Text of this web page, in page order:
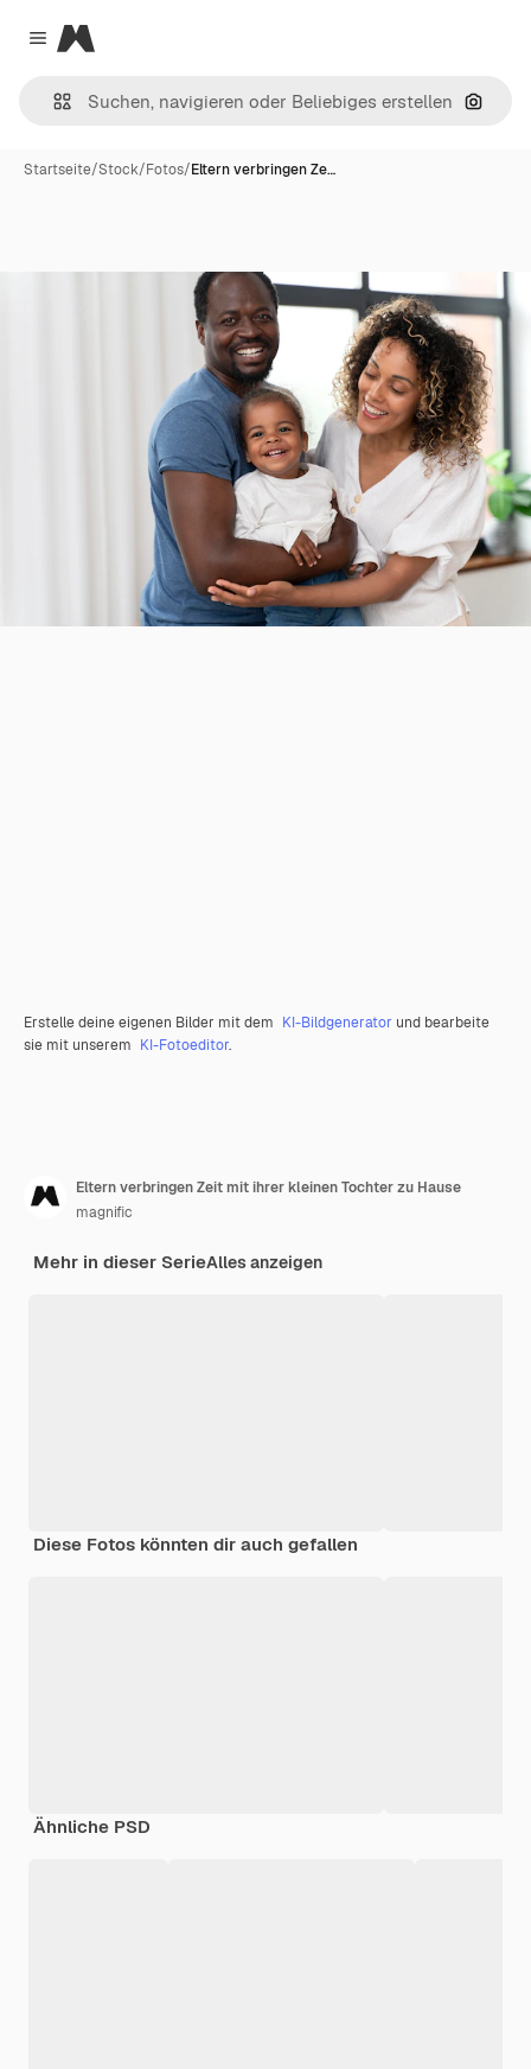
Close menu
Magnific
Nach
Startseite/Stock/Fotos/Eltern verbringen Ze…
Erstelle deine eigenen Bilder mit dem KI-Bildgenerator und bearbeite
sie mit unserem KI-Fotoeditor.
Eltern verbringen Zeit mit ihrer kleinen Tochter zu Hause
magnific
Mehr in dieser SerieAlles anzeigen
Diese Fotos könnten dir auch gefallen
Ähnliche PSD